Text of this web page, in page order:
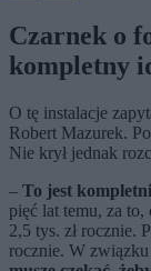
Czarnek o
kompletny
O tę instalacje
Robert Mazurek.
Nie krył jednak
– To jest
pięć lat temu, za to,
2,5 tys. zł rocznie.
rocznie. W związku